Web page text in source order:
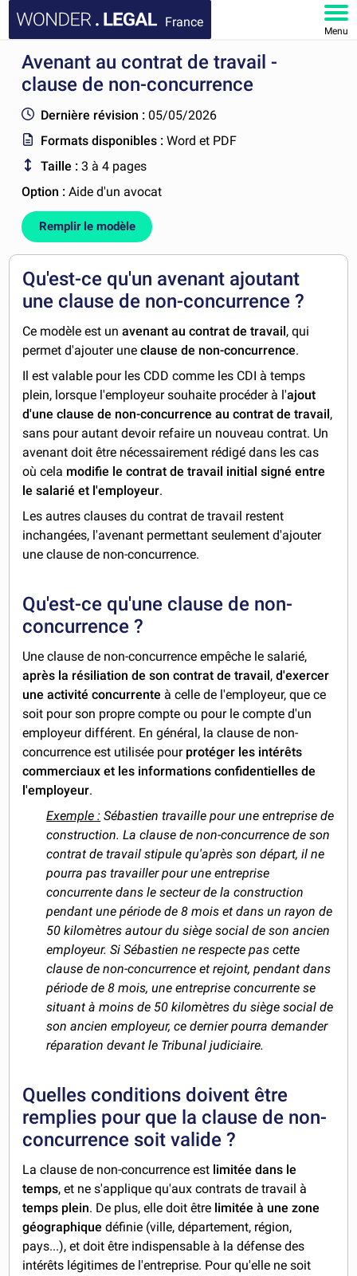
France
Menu
ACCUEIL
FAQ
MON COMPTE
Avenant au contrat de travail -
clause de non-concurrence
Dernière révision : 05/05/2026
Formats disponibles :Word et PDF
Taille : 3 à 4 pages
Option :Aide d'un avocat
Remplir le modèle
Qu'est-ce qu'un avenant ajoutant
une clause de non-concurrence ?
Ce modèle est unavenant au contrat de travail , qui
permet d'ajouter uneclause de non-concurrence.
Il est valable pour les CDD comme les CDI à temps
plein, lorsque l'employeur souhaite procéder à l'ajout
d'une clause de non-concurrence au contrat de travail ,
sans pour autant devoir refaire un nouveau contrat. Un
avenant doit être nécessairement rédigé dans les cas
où cela modifie le contrat de travail initial signé entre
le salarié et l'employeur.
Les autres clauses du contrat de travail restent
inchangées, l'avenant permettant seulement d'ajouter
une clause de non-concurrence.
Qu'est-ce qu'une clause de non-
concurrence ?
Une clause de non-concurrence empêche le salarié,
après la résiliation de son contrat de travail , d'exercer
une activité concurrente à celle de l'employeur, que ce
soit pour son propre compte ou pour le compte d'un
employeur différent. En général, la clause de non-
concurrence est utilisée pour protéger les intérêts
commerciaux et les informations confidentielles de
l'employeur.
Exemple : Sébastien travaille pour une entreprise de
construction. La clause de non-concurrence de son
contrat de travail stipule qu'après son départ, il ne
pourra pas travailler pour une entreprise
concurrente dans le secteur de la construction
pendant une période de 8 mois et dans un rayon de
50 kilomètres autour du siège social de son ancien
employeur.Si Sébastien ne respecte pas cette
clause de non-concurrence et rejoint, pendant dans
période de 8 mois, une entreprise concurrente se
situant à moins de 50 kilomètres du siège social de
son ancien employeur, ce dernier pourra demander
réparation devant le Tribunal judiciaire.
Quelles conditions doivent être
remplies pour que la clause de non-
concurrence soit valide ?
La clause de non-concurrence est limitée dans le
temps, et ne s'applique qu'aux contrats de travail à
temps plein. De plus, elle doit être limitée à une zone
géographique définie (ville, département, région,
pays...), et doit être indispensable à la défense des
intérêts légitimes de l'entreprise. Pour qu'elle ne soit